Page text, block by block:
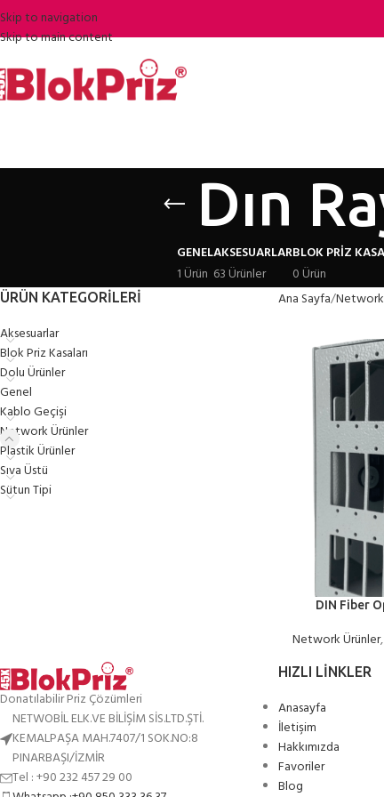
Skip to navigation
Skip to main content
Dın
GENEL
1 Ürün
AKSESUARLAR
63 Ürünler
BLOK PRIZ
0 Ürün
ÜRÜN KATEGORILERI
Aksesuarlar
Blok Priz Kasaları
Dolu Ürünler
Genel
Kablo Geçişi
Network Ürünler
Plastik Ürünler
Sıva Üstü
Sütun Tipi
Ana Sayfa
DIN Fiber
Network Ürünler
Donatılabilir Priz Çözümleri
NETWOBİL ELK.VE BİLİŞİM SİS.LTD.ŞTİ.
KEMALPAŞA MAH.7407/1 SOK.NO:8
PINARBAŞI/İZMİR
Tel : +90 232 457 29 00
HIZLI LINKLER
Anasayfa
İletişim
Hakkımızda
Favoriler
Blog